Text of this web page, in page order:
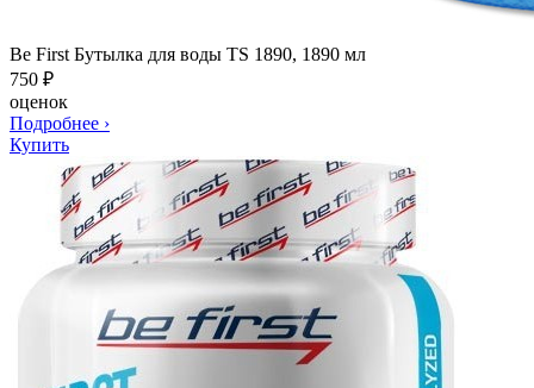
Be First Бутылка для воды TS 1890, 1890 мл
750 ₽
оценок
Подробнее ›
Купить